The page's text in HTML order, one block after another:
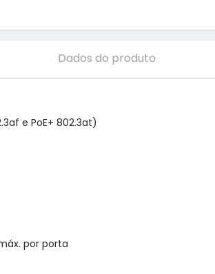
Dados do produto
e PoE+ 802.3at)
por porta